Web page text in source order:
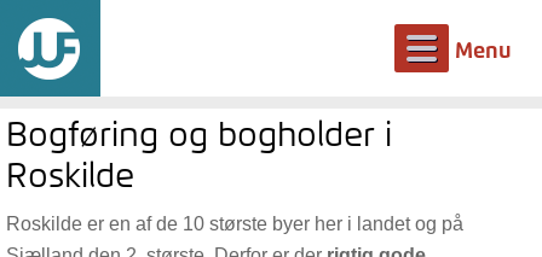
Menu
Bogføring og bogholder i
Roskilde
Roskilde er en af de 10 største byer her i landet og på